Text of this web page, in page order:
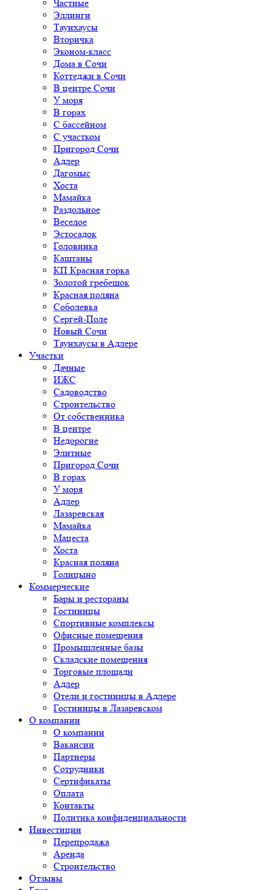
Частные
Эллинги
Таунхаусы
Вторичка
Эконом-класс
Дома в Сочи
Коттеджи в Сочи
В центре Сочи
У моря
В горах
С бассейном
С участком
Пригород Сочи
Адлер
Дагомыс
Хоста
Мамайка
Раздольное
Веселое
Эстосадок
Головинка
Каштаны
КП Красная горка
Золотой гребешок
Красная поляна
Соболевка
Сергей-Поле
Новый Сочи
Таунхаусы в Адлере
Участки
Дачные
ИЖС
Садоводство
Строительство
От собственника
В центре
Недорогие
Элитные
Пригород Сочи
В горах
У моря
Адлер
Лазаревская
Мамайка
Мацеста
Хоста
Красная поляна
Голицыно
Коммерческие
Бары и рестораны
Гостиницы
Спортивные комплексы
Офисные помещения
Промышленные базы
Складские помещения
Торговые площади
Адлер
Отели и гостиницы в Адлере
Гостиницы в Лазаревском
О компании
О компании
Вакансии
Партнеры
Сотрудники
Сертификаты
Оплата
Контакты
Политика конфиденциальности
Инвестиции
Перепродажа
Аренда
Строительство
Отзывы